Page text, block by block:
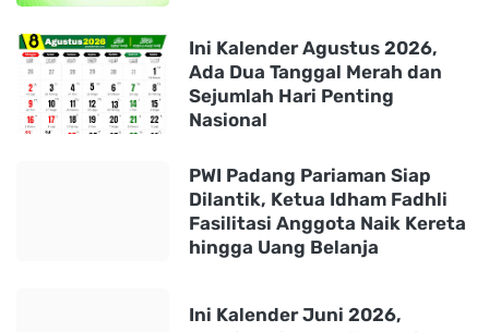
Ini Kalender Agustus 2026,
Ada Dua Tanggal Merah dan
Sejumlah Hari Penting
Nasional
PWI Padang Pariaman Siap
Dilantik, Ketua Idham Fadhli
Fasilitasi Anggota Naik Kereta
hingga Uang Belanja
Ini Kalender Juni 2026,